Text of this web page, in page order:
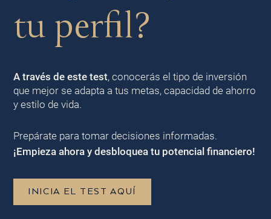
tu perfil?
A través de este test, conocerás el tipo de inversión
que mejor se adapta a tus metas, capacidad de ahorro
y estilo de vida.
Prepárate para tomar decisiones informadas.
¡Empieza ahora y desbloquea tu potencial financiero!
INICIA EL TEST AQUÍ